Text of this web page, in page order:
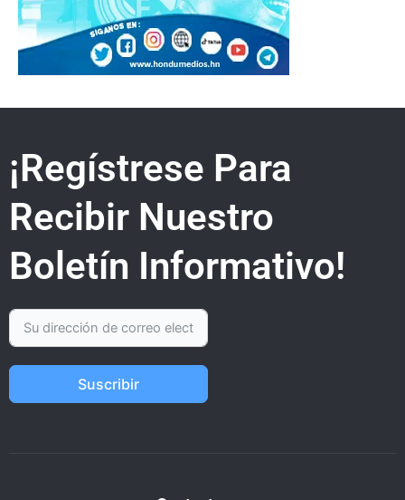
¡Regístrese Para
Recibir Nuestro
Boletín Informativo!
Suscribir